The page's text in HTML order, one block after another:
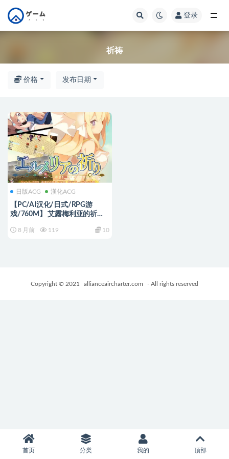
登录
祈祷
价格 发布日期
日版ACG 漢化ACG
【PC/AI汉化/日式/RPG游
戏/760M】 艾露梅利亚的祈祷
AI汉化版+存档+日式RPG游戏
8 月前 119 10
Copyright © 2021 allianceaircharter.com - All rights reserved
首页 分类 我的 顶部